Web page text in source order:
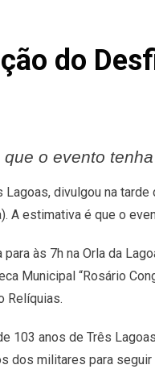
do
o evento
divulgou na
estimativa é que o
às 7h na Orla da
Municipal “Rosário
Relíquias.
103 anos de Três
militares para